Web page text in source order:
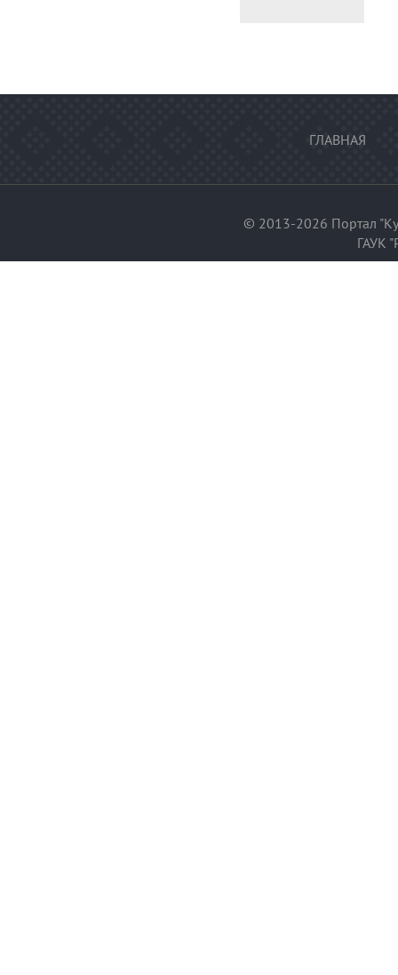
ГЛАВНАЯ
© 2013-2026 Портал
ГАУК